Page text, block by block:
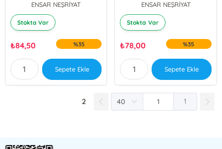
ENSAR NEŞRİYAT
Stokta Var
₺84,50 %35
Sepete Ekle
ENSAR NEŞRİYAT
Stokta Var
₺78,00 %35
Sepete Ekle
2 1